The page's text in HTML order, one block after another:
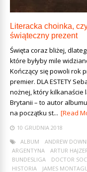
Literacka choinka,
świąteczny prezent
Święta coraz bliżej,
które byłyby mile
Kończący się powoli rok
premier. DLA ESTETY
nożnej, który kilkanaście
Brytanii – to autor
na początku st... [Read
10 GRUDNIA 2018
ALBUM
ANDREW
ARGENTYNA
ARTUR
BUNDESLIGA
DOCTOR
HISTORIA
JAMES